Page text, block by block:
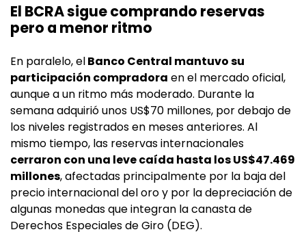
El BCRA sigue comprando reservas
pero a menor ritmo
En paralelo, elBanco Central mantuvo su
participación compradora en el mercado oficial,
aunque a un ritmo más moderado. Durante la
semana adquirió unos US$70 millones, por debajo de
los niveles registrados en meses anteriores. Al
mismo tiempo, las reservas internacionales
cerraron con una leve caída hasta los US$47.469
millones, afectadas principalmente por la baja del
precio internacional del oro y por la depreciación de
algunas monedas que integran la canasta de
Derechos Especiales de Giro (DEG).